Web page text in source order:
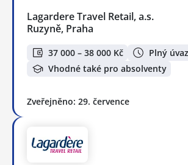
Lagardere Travel Retail, a.s.
Ruzyně, Praha
37 000 – 38 000 Kč
Plný
Vhodné také pro absolventy
Zveřejněno: 29. července